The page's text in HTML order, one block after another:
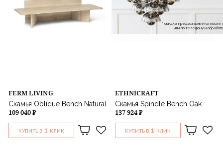
FERM LIVING
Скамья Oblique Bench Natural
109 040 ₽
КУПИТЬ В 1 КЛИК
ETHNICRAFT
Скамья Spindle Bench Oak
137 924 ₽
КУПИТЬ В 1 КЛИК
* скидка предоставляется
или по телефону и